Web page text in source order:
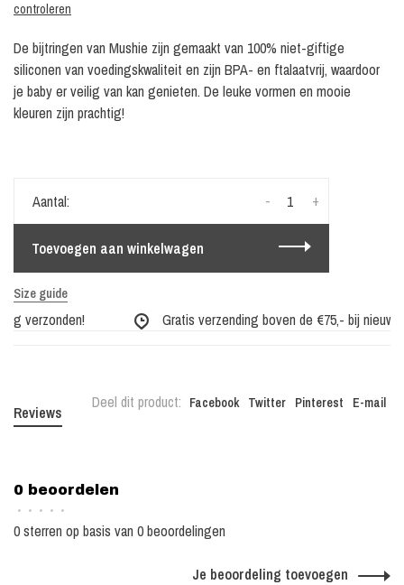
controleren
De bijtringen van Mushie zijn gemaakt van 100% niet-giftige
siliconen van voedingskwaliteit en zijn BPA- en ftalaatvrij, waardoor
je baby er veilig van kan genieten. De leuke vormen en mooie
kleuren zijn prachtig!
Aantal: +
-
Toevoegen aan winkelwagen
Size guide
verzonden! Gratis verzending boven de €75,- bij nieuwe
Deel dit product: Facebook Twitter Pinterest E-mail
Reviews
0 beoordelen
• • • • •
0 sterren op basis van 0 beoordelingen
Je beoordeling toevoegen